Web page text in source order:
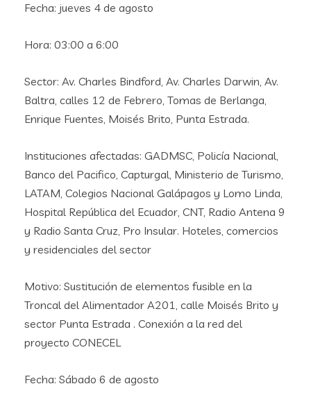
Fecha: jueves 4 de agosto
Hora: 03:00 a 6:00
Sector: Av. Charles Bindford, Av. Charles Darwin, Av.
Baltra, calles 12 de Febrero, Tomas de Berlanga,
Enrique Fuentes, Moisés Brito, Punta Estrada.
Instituciones afectadas: GADMSC, Policía Nacional,
Banco del Pacifico, Capturgal, Ministerio de Turismo,
LATAM, Colegios Nacional Galápagos y Lomo Linda,
Hospital República del Ecuador, CNT, Radio Antena 9
y Radio Santa Cruz, Pro Insular. Hoteles, comercios
y residenciales del sector
Motivo: Sustitución de elementos fusible en la
Troncal del Alimentador A201, calle Moisés Brito y
sector Punta Estrada . Conexión a la red del
proyecto CONECEL
Fecha: Sábado 6 de agosto